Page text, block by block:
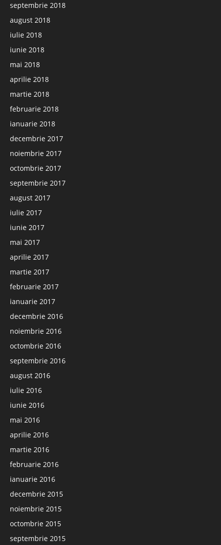
septembrie 2018
august 2018
iulie 2018
iunie 2018
mai 2018
aprilie 2018
martie 2018
februarie 2018
ianuarie 2018
decembrie 2017
noiembrie 2017
octombrie 2017
septembrie 2017
august 2017
iulie 2017
iunie 2017
mai 2017
aprilie 2017
martie 2017
februarie 2017
ianuarie 2017
decembrie 2016
noiembrie 2016
octombrie 2016
septembrie 2016
august 2016
iulie 2016
iunie 2016
mai 2016
aprilie 2016
martie 2016
februarie 2016
ianuarie 2016
decembrie 2015
noiembrie 2015
octombrie 2015
septembrie 2015